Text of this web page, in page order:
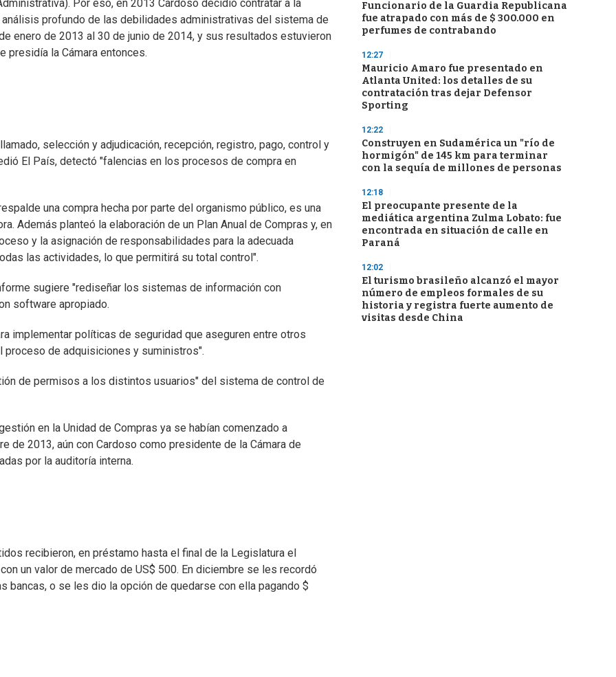
Por eso, en 2013 Cardoso decidió contratar a la
profundo de las debilidades administrativas del sistema de
enero de 2013 al 30 de junio de 2014, y sus resultados estuvieron
presidía la Cámara entonces.
selección y adjudicación, recepción, registro, pago, control y
El País, detectó "falencias en los procesos de compra en
una compra hecha por parte del organismo público, es una
Además planteó la elaboración de un Plan Anual de Compras y, en
y la asignación de responsabilidades para la adecuada
las actividades, lo que permitirá su total control".
sugiere "rediseñar los sistemas de información con
software apropiado.
implementar políticas de seguridad que aseguren entre otros
proceso de adquisiciones y suministros".
de permisos a los distintos usuarios" del sistema de control de
en la Unidad de Compras ya se habían comenzado a
de 2013, aún con Cardoso como presidente de la Cámara de
por la auditoría interna.
recibieron, en préstamo hasta el final de la Legislatura el
un valor de mercado de US$ 500. En diciembre se les recordó
bancas, o se les dio la opción de quedarse con ella pagando $
Funcionario de la Guardia Republicana
fue atrapado con más de $ 300.000 en
perfumes de contrabando
12:27
Mauricio Amaro fue presentado en
Atlanta United: los detalles de su
contratación tras dejar Defensor
Sporting
12:22
Construyen en Sudamérica un "río de
hormigón" de 145 km para terminar
con la sequía de millones de personas
12:18
El preocupante presente de la
mediática argentina Zulma Lobato: fue
encontrada en situación de calle en
Paraná
12:02
El turismo brasileño alcanzó el mayor
número de empleos formales de su
historia y registra fuerte aumento de
visitas desde China